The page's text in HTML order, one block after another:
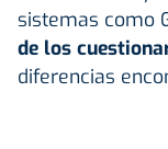
sistemas como
de los
diferencias